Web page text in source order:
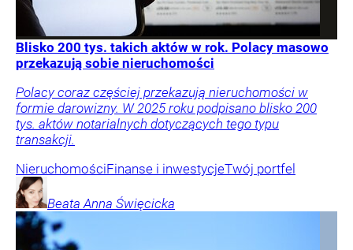
Blisko 200 tys. takich aktów w rok. Polacy masowo
przekazują sobie nieruchomości
Polacy coraz częściej przekazują nieruchomości w
formie darowizny. W 2025 roku podpisano blisko 200
tys. aktów notarialnych dotyczących tego typu
transakcji.
NieruchomościFinanse i inwestycjeTwój portfel
Beata Anna Święcicka